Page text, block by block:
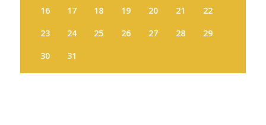
16
17 18 19 20 21
22
23
24 25 26 27 28
29
30
31